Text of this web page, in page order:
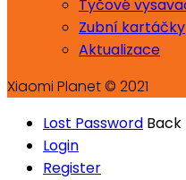
Tyčové
Zubní kartáčky
Aktualizace
Xiaomi Planet © 2021
Lost Password
Login
Register